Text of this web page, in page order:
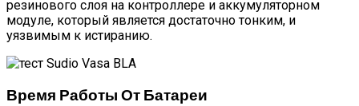
резинового слоя на контроллере и аккумуляторном
модуле, который является достаточно тонким, и
уязвимым к истиранию.
Время Работы От Батареи